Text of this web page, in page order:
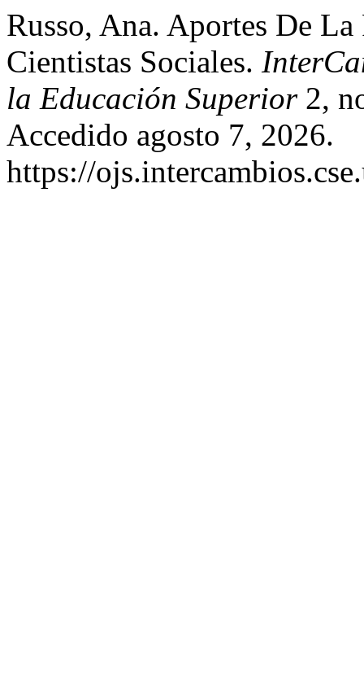
Russo, Ana. Aportes De
Cientistas Sociales.
la Educación Superior2,
Accedido agosto 7, 2026.
https://